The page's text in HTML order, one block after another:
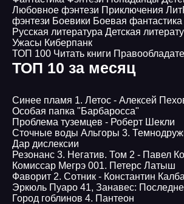
Любовное фэнтези Приключения
фэнтези Боевики Боевая фантастика
Русская литература Детская
Ужасы Киберпанк
ТОП 100 Читать книги
ТОП 10 за месяц
Синее пламя 1. Летос - Алексей
Особая папка "Барбаросса"
Проблема туземцев - Роберт Шекли
Сточные воды Альгоры 3.
Дар дислексии
Резонанс 3. Негатив. Том 2 - Павел
Комиссар Мегрэ 001. Петерс Латыш
Фаворит 2. Сотник - Константин
Эркюль Пуаро 41, Занавес:
Город гоблинов 4. Пантеон